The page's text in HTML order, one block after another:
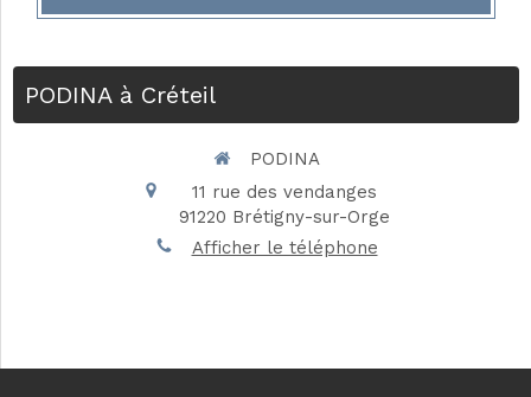
PODINA à Créteil
PODINA
11 rue des vendanges
91220 Brétigny-sur-Orge
Afficher le téléphone